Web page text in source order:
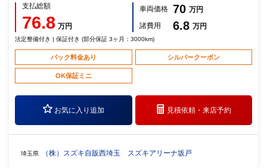
支払総額
76.8 万円
車両価格 70 万円
諸費用
6.8 万円
法定整備付き | 保証付き (部分保証 3ヶ月：3000km)
パック料金あり シルバークーポン
OK保証ミニ
お気に入り追加 見積依頼・来店予約
埼玉県 （株）スズキ自販西埼玉 スズキアリーナ坂戸